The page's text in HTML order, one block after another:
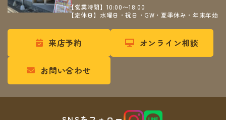
【営業時間】10:00〜18:00
【定休日】水曜日・祝日・GW・夏季休み・年末年始
来店予約 オンライン相談
お問い合わせ